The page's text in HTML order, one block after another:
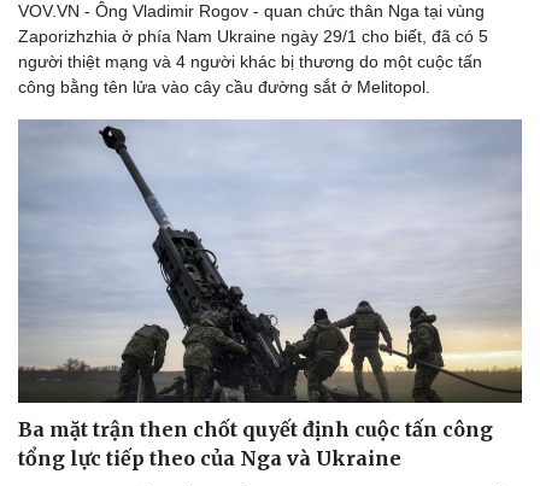
VOV.VN - Ông Vladimir Rogov - quan chức thân Nga tại vùng
Zaporizhzhia ở phía Nam Ukraine ngày 29/1 cho biết, đã có 5
người thiệt mạng và 4 người khác bị thương do một cuộc tấn
công bằng tên lửa vào cây cầu đường sắt ở Melitopol.
Ba mặt trận then chốt quyết định cuộc tấn công
tổng lực tiếp theo của Nga và Ukraine